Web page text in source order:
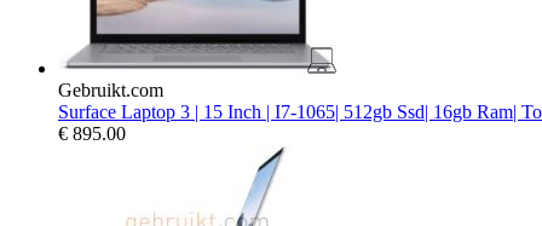
Gebruikt.com
Surface Laptop 3 | 15 Inch | I7-1065| 512gb Ssd| 16gb Ram|
€ 895.00